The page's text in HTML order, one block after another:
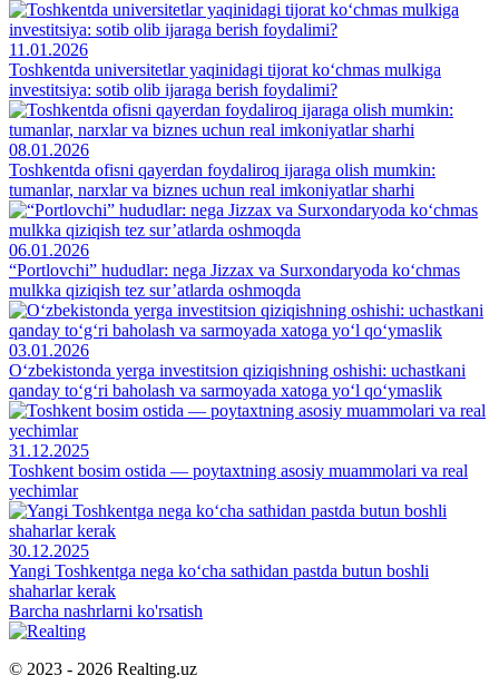
11.01.2026
Toshkentda universitetlar yaqinidagi tijorat ko‘chmas mulkiga
investitsiya: sotib olib ijaraga berish foydalimi?
08.01.2026
Toshkentda ofisni qayerdan foydaliroq ijaraga olish mumkin:
tumanlar, narxlar va biznes uchun real imkoniyatlar sharhi
06.01.2026
“Portlovchi” hududlar: nega Jizzax va Surxondaryoda ko‘chmas
mulkka qiziqish tez sur’atlarda oshmoqda
03.01.2026
O‘zbekistonda yerga investitsion qiziqishning oshishi: uchastkani
qanday to‘g‘ri baholash va sarmoyada xatoga yo‘l qo‘ymaslik
31.12.2025
Toshkent bosim ostida — poytaxtning asosiy muammolari va real
yechimlar
30.12.2025
Yangi Toshkentga nega ko‘cha sathidan pastda butun boshli
shaharlar kerak
Barcha nashrlarni ko'rsatish
© 2023 - 2026 Realting.uz